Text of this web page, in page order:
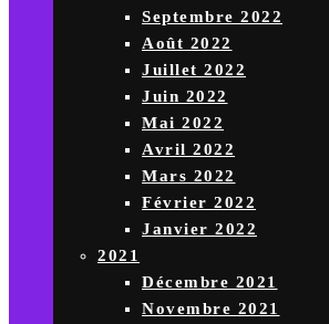
Septembre 2022
Août 2022
Juillet 2022
Juin 2022
Mai 2022
Avril 2022
Mars 2022
Février 2022
Janvier 2022
2021
Décembre 2021
Novembre 2021